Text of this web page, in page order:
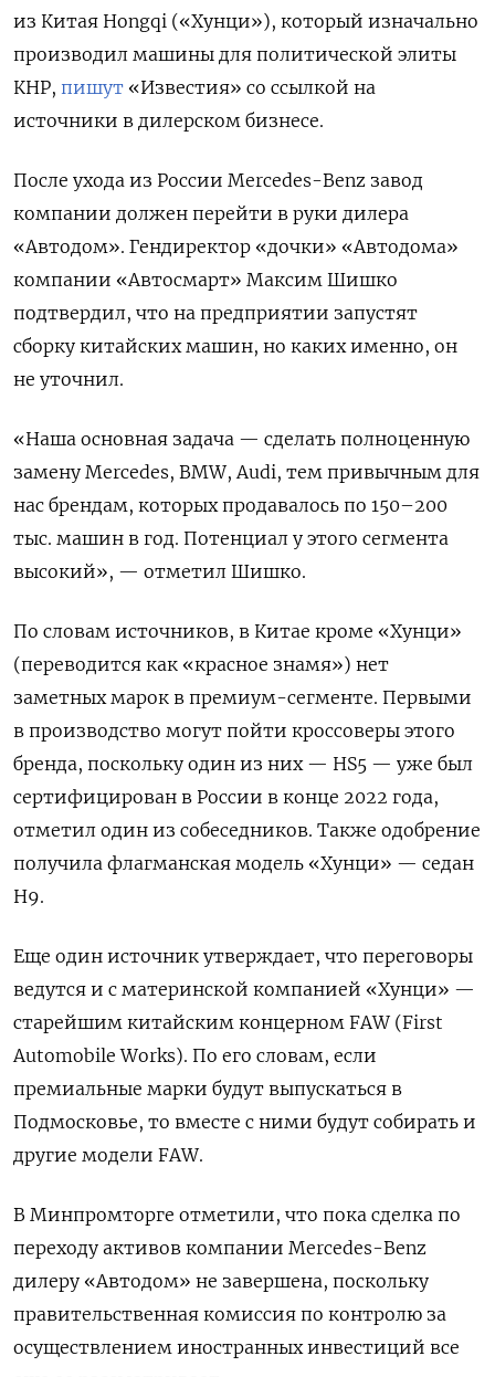
из Китая Hongqi («Хунци»), который изначально
производил машины для политической элиты
КНР, пишут «Известия» со ссылкой на
источники в дилерском бизнесе.
После ухода из России Mercedes-Benz завод
компании должен перейти в руки дилера
«Автодом». Гендиректор «дочки» «Автодома»
компании «Автосмарт» Максим Шишко
подтвердил, что на предприятии запустят
сборку китайских машин, но каких именно, он
не уточнил.
«Наша основная задача — сделать полноценную
замену Mercedes, BMW, Audi, тем привычным для
нас брендам, которых продавалось по 150–200
тыс. машин в год. Потенциал у этого сегмента
высокий», — отметил Шишко.
По словам источников, в Китае кроме «Хунци»
(переводится как «красное знамя») нет
заметных марок в премиум-сегменте. Первыми
в производство могут пойти кроссоверы этого
бренда, поскольку один из них — HS5 — уже был
сертифицирован в России в конце 2022 года,
отметил один из собеседников. Также одобрение
получила флагманская модель «Хунци» — седан
H9.
Еще один источник утверждает, что переговоры
ведутся и с материнской компанией «Хунци» —
старейшим китайским концерном FAW (First
Automobile Works). По его словам, если
премиальные марки будут выпускаться в
Подмосковье, то вместе с ними будут собирать и
другие модели FAW.
В Минпромторге отметили, что пока сделка по
переходу активов компании Mercedes-Benz
дилеру «Автодом» не завершена, поскольку
правительственная комиссия по контролю за
осуществлением иностранных инвестиций все